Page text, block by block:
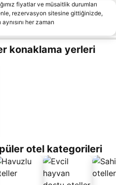
fiyatlar ve müsaitlik durumları
rezervasyon sitesine gittiğinizde,
her zaman
konaklama yerleri
otel kategorileri